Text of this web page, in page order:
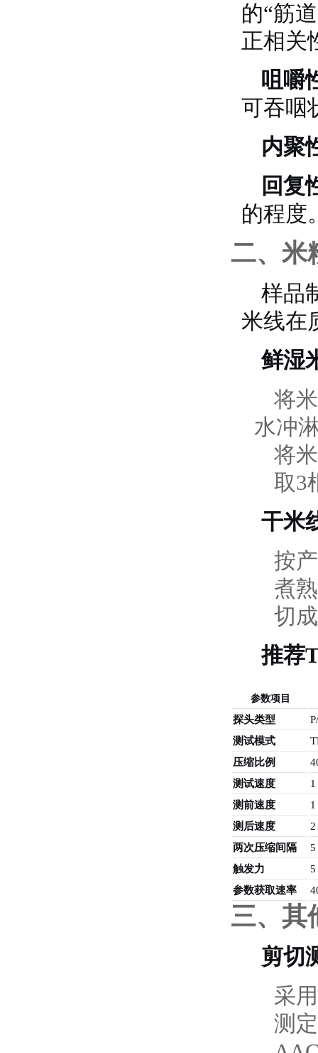
的“筋
正相关
咀嚼
可吞咽
内聚
回复
的程度
二、米
样品
米线在
鲜湿
将
水冲
将
取3
干米
按
煮
切
推荐
参数项目
探头类型
测试模式
压缩比例
测试速度
测前速度
测后速度
两次压缩间隔
5
触发力
5
参数获取速率
三、其
剪切
采
测